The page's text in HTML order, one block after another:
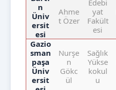
n
Üniv
ersit
esi
Ahme
t Özer
Edebi
yat
Fakült
esi
Gazio
sman
paşa
Üniv
ersit
Nurşe
n
Gökc
ül
Sağlık
Yükse
kokul
u